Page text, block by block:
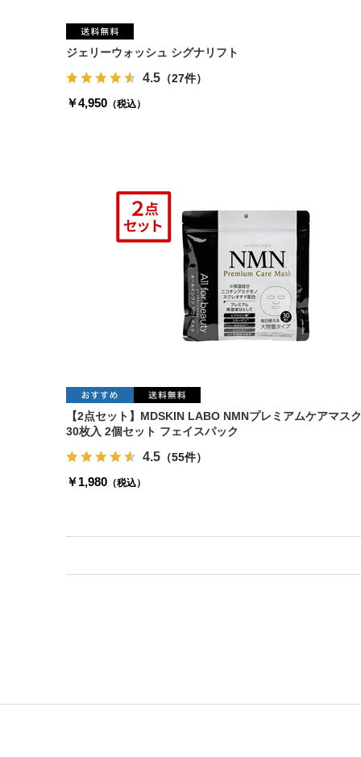
ジェリーウォッシュ シグナリフト
4.5 （27件）
￥4,950 （税込）
【2点セット】MDSKIN LABO NMNプレミアムケアマスク
30枚入 2個セット フェイスパック
4.5 （55件）
￥1,980 （税込）